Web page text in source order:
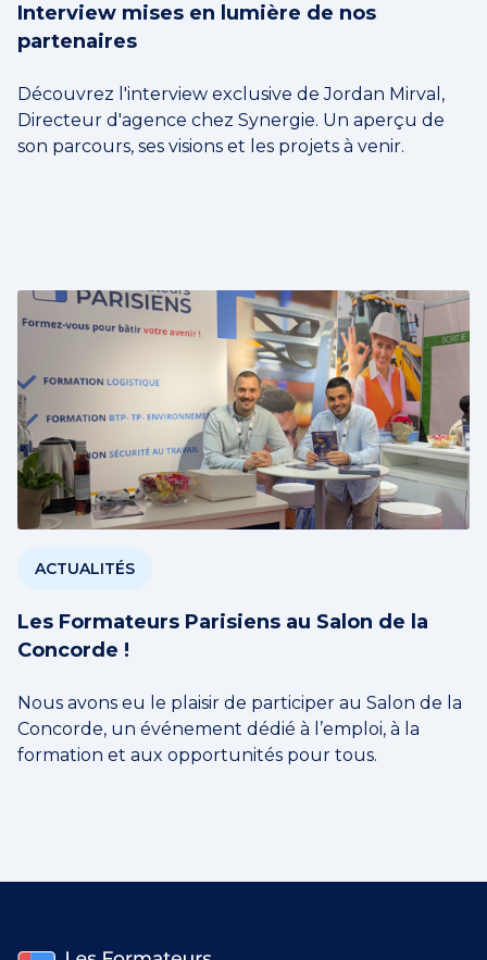
Interview mises en lumière de nos
partenaires
Découvrez l'interview exclusive de Jordan Mirval,
Directeur d'agence chez Synergie. Un aperçu de
son parcours, ses visions et les projets à venir.
ACTUALITÉS
Les Formateurs Parisiens au Salon de la
Concorde !
Nous avons eu le plaisir de participer au Salon de la
Concorde, un événement dédié à l’emploi, à la
formation et aux opportunités pour tous.